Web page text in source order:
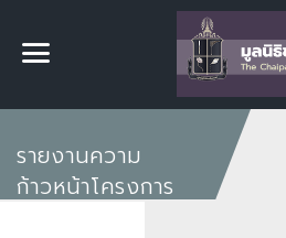
รายงานความ
ก้าวหน้าโครงการ